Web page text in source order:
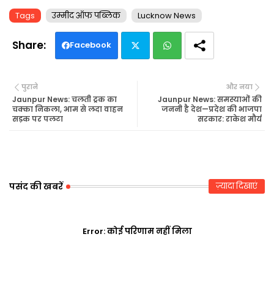
Tags उम्मीद ऑफ पब्लिक Lucknow News
Facebook
ats
और नया
Jaunpur News: समस्याओं की
जननी है देश—प्रदेश की भाजपा
सरकार: राकेश मौर्य
पुराने
Jaunpur News: चलती ट्रक का
चक्का निकला, आम से लदा वाहन
सड़क पर पलटा
पसंद की खबरें ज़्यादा दिखाएं
Error:कोई परिणाम नहीं मिला